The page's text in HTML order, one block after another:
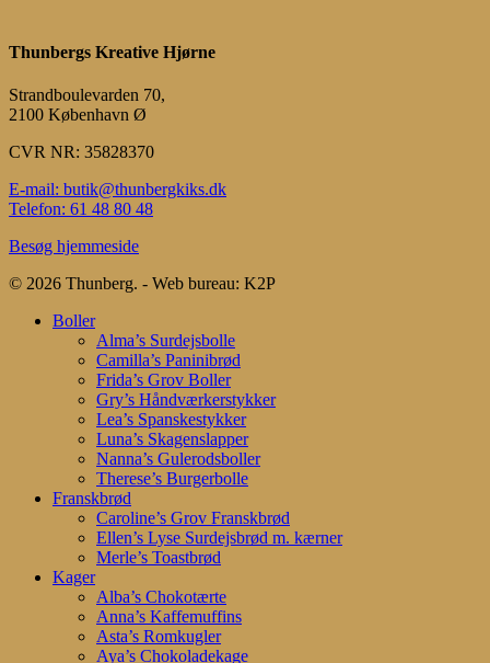
Thunbergs Kreative Hjørne
Strandboulevarden 70,
2100 København Ø
CVR NR: 35828370
E-mail: butik@thunbergkiks.dk
Telefon: 61 48 80 48
Besøg hjemmeside
© 2026 Thunberg. - Web bureau: K2P
Close
Boller
Alma’s Surdejsbolle
Camilla’s Paninibrød
Frida’s Grov Boller
Gry’s Håndværkerstykker
Lea’s Spanskestykker
Luna’s Skagenslapper
Nanna’s Gulerodsboller
Therese’s Burgerbolle
Franskbrød
Caroline’s Grov Franskbrød
Ellen’s Lyse Surdejsbrød m. kærner
Merle’s Toastbrød
Kager
Alba’s Chokotærte
Anna’s Kaffemuffins
Asta’s Romkugler
Aya’s Chokoladekage